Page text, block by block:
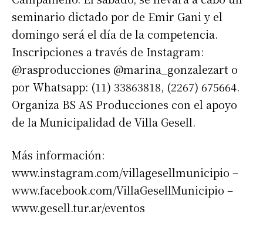
Suscribirme gratis
Dirección de correo electrónico
Nombre
seminario dictado por de Emir Gani y el
domingo será el día de la competencia.
Inscripciones a través de Instagram:
@rasproducciones @marina_gonzalezart o
por Whatsapp: (11) 33863818, (2267) 675664.
Organiza BS AS Producciones con el apoyo
de la Municipalidad de Villa Gesell.
Más información:
www.instagram.com/villagesellmunicipio –
www.facebook.com/VillaGesellMunicipio –
www.gesell.tur.ar/eventos